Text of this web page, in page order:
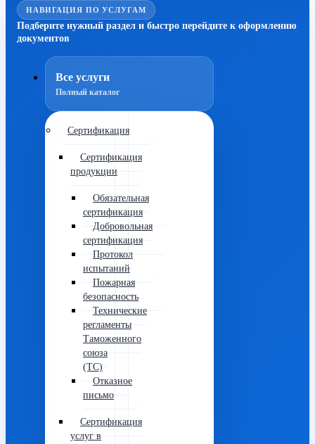
НАВИГАЦИЯ ПО УСЛУГАМ
Подберите нужный раздел и быстро перейдите к оформлению
документов
Все услуги
Полный каталог
Сертификация
Сертификация
продукции
Обязательная
сертификация
Добровольная
сертификация
Протокол
испытаний
Пожарная
безопасность
Технические
регламенты
Таможенного
союза
(ТС)
Отказное
письмо
Сертификация
услуг в